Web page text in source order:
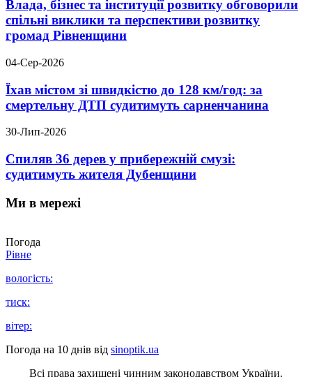
Влада, бізнес та інституції розвитку обговорили
спільні виклики та перспективи розвитку
громад Рівненщини
04-Сер-2026
Їхав містом зі швидкістю до 128 км/год: за
смертельну ДТП судитимуть сарненчанина
30-Лип-2026
Спиляв 36 дерев у прибережній смузі:
судитимуть жителя Дубенщини
Ми в мережі
Погода
Рівне
вологість:
тиск:
вітер:
Погода на 10 днів від sinoptik.ua
Всі права захищені чинним законодавством України.